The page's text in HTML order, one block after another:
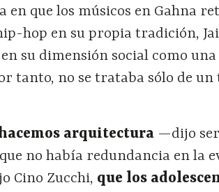
en que los músicos en Gahna
hop en su propia tradición,
su dimensión social como
tanto, no se trataba sólo de
arquitectura —dijo
no había redundancia en la
Cino Zucchi, que los